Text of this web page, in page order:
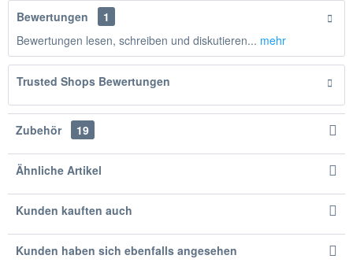
Bewertungen
1
Bewertungen lesen, schreiben und diskutieren... mehr
Trusted Shops Bewertungen
Zubehör 19
Ähnliche Artikel
Kunden kauften auch
Kunden haben sich ebenfalls angesehen